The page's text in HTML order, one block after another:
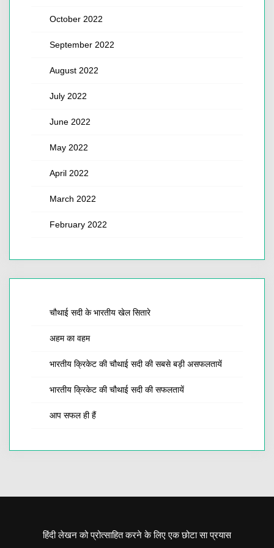
October 2022
September 2022
August 2022
July 2022
June 2022
May 2022
April 2022
March 2022
February 2022
चौथाई सदी के भारतीय खेल सितारे
अहम का वहम
भारतीय क्रिकेट की चौथाई सदी की सबसे बड़ी असफलतायें
भारतीय क्रिकेट की चौथाई सदी की सफलतायें
आप सफल ही हैं
हिंदी लेखन को प्रोत्साहित करने के लिए एक छोटा सा प्रयास